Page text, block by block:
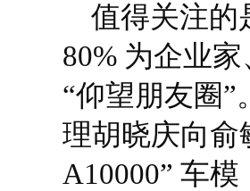
值得关注的
80% 为企业
“仰望朋友圈
理胡晓庆向俞
A10000” 车